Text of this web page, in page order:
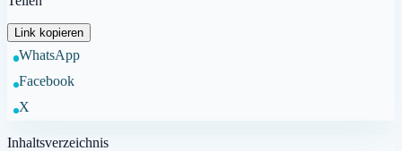
Link kopieren
WhatsApp
Facebook
X
Inhaltsverzeichnis